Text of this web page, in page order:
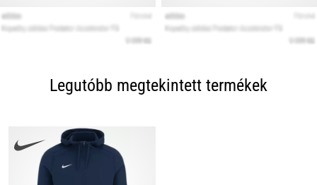
Legutóbb megtekintett termékek